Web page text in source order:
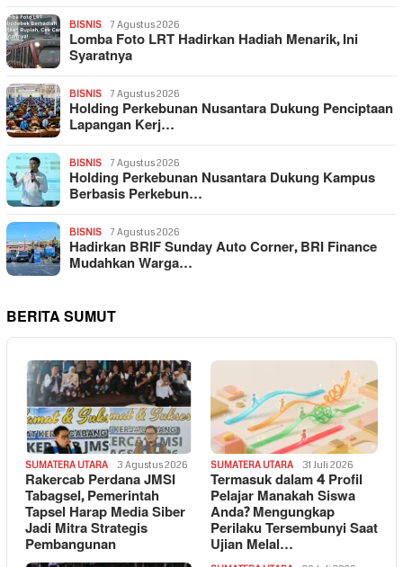
BISNIS 7 Agustus 2026
Lomba Foto LRT Hadirkan Hadiah Menarik, Ini
Syaratnya
BISNIS 7 Agustus 2026
Holding Perkebunan Nusantara Dukung Penciptaan
Lapangan Kerj…
BISNIS 7 Agustus 2026
Holding Perkebunan Nusantara Dukung Kampus
Berbasis Perkebun…
BISNIS 7 Agustus 2026
Hadirkan BRIF Sunday Auto Corner, BRI Finance
Mudahkan Warga…
BERITA SUMUT
SUMATERA UTARA 3 Agustus 2026
Rakercab Perdana JMSI
Tabagsel, Pemerintah
Tapsel Harap Media Siber
Jadi Mitra Strategis
Pembangunan
SUMATERA UTARA 31 Juli 2026
Termasuk dalam 4 Profil
Pelajar Manakah Siswa
Anda? Mengungkap
Perilaku Tersembunyi Saat
Ujian Melal…